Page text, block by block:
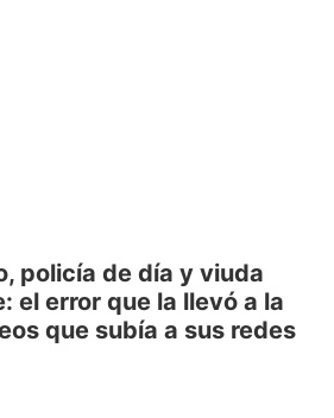
policía de día y viuda
el error que la llevó a la
que subía a sus redes